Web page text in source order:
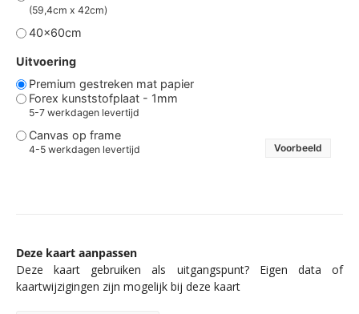
(59,4cm x 42cm)
40x60cm
Uitvoering
Premium gestreken mat papier
Forex kunststofplaat - 1mm
5-7 werkdagen levertijd
Canvas op frame
4-5 werkdagen levertijd Voorbeeld
Deze kaart aanpassen
Deze kaart gebruiken als uitgangspunt? Eigen data of
kaartwijzigingen zijn mogelijk bij deze kaart